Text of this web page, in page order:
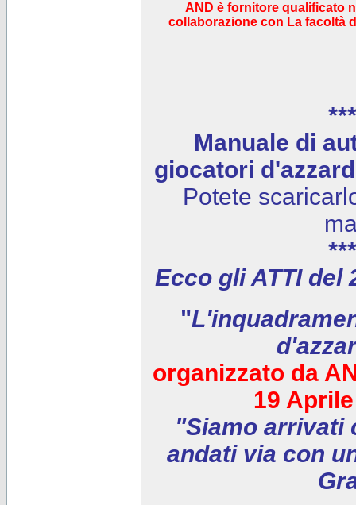
AND è fornitore qualificato
collaborazione con La facoltà
Manuale di
giocatori
Potete
Ecco gli ATTI del
"
organizzato da
19
"Siamo arrivati
andati via con